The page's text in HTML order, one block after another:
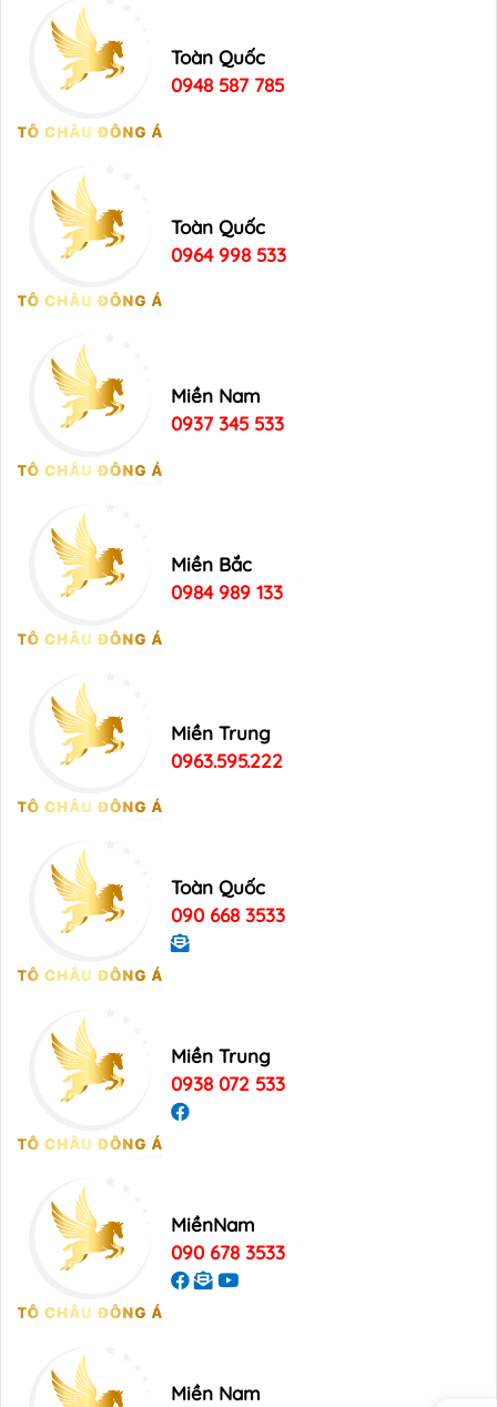
Toàn Quốc
0948 587 785
Toàn Quốc
0964 998 533
Miền Nam
0937 345 533
Miền Bắc
0984 989 133
Miền Trung
0963.595.222
Toàn Quốc
090 668 3533
Miền Trung
0938 072 533
MiềnNam
090 678 3533
Miền Nam